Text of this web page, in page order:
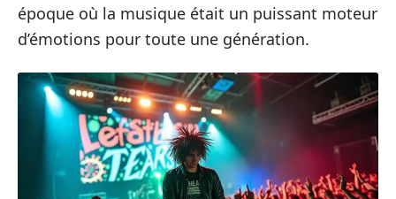
époque où la musique était un puissant moteur
d’émotions pour toute une génération.